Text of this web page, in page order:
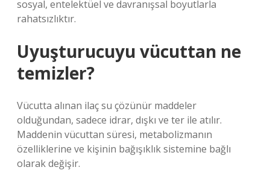
sosyal, entelektüel ve davranışsal boyutlarla
rahatsızlıktır.
Uyuşturucuyu vücuttan ne
temizler?
Vücutta alınan ilaç su çözünür maddeler
olduğundan, sadece idrar, dışkı ve ter ile atılır.
Maddenin vücuttan süresi, metabolizmanın
özelliklerine ve kişinin bağışıklık sistemine bağlı
olarak değişir.